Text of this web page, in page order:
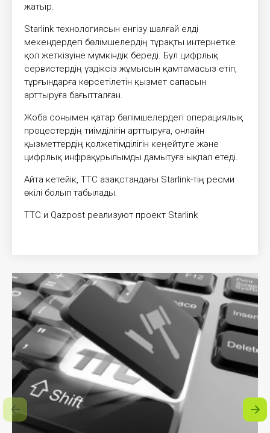
жатыр.
Starlink технологиясын енгізу шалғай елді
мекендердегі бөлімшелердің тұрақты интернетке
қол жеткізуіне мүмкіндік береді. Бұл цифрлық
сервистердің үздіксіз жұмысын қамтамасыз етіп,
тұрғындарға көрсетілетін қызмет сапасын
арттыруға бағытталған.
Жоба сонымен қатар бөлімшелердегі операциялық
процестердің тиімділігін арттыруға, онлайн
қызметтердің қолжетімділігін кеңейтуге және
цифрлық инфрақұрылымды дамытуға ықпал етеді.
Айта кетейік, ТТС Қазақстандағы Starlink-тің ресми
өкілі болып табылады.
ТТС и Qazpost реализуют проект Starlink